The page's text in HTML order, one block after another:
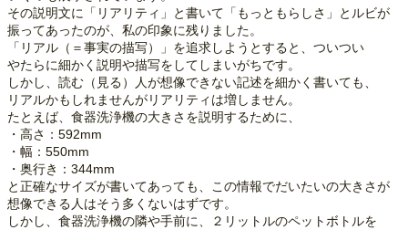
その説明文に「リアリティ」と書いて「もっともらしさ」とルビが
振ってあったのが、私の印象に残りました。
「リアル（＝事実の描写）」を追求しようとすると、ついつい
やたらに細かく説明や描写をしてしまいがちです。
しかし、読む（見る）人が想像できない記述を細かく書いても、
リアルかもしれませんがリアリティは増しません。
たとえば、食器洗浄機の大きさを説明するために、
・高さ：592mm
・幅：550mm
・奥行き：344mm
と正確なサイズが書いてあっても、この情報でだいたいの大きさが
想像できる人はそう多くないはずです。
しかし、食器洗浄機の隣や手前に、２リットルのペットボトルを